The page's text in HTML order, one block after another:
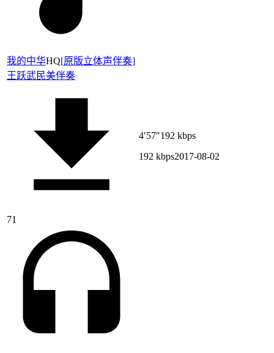
我的中华HQ[原版立体声伴奏]
王跃武民美伴奏
71
4′57″192 kbps
192 kbps2017-08-02